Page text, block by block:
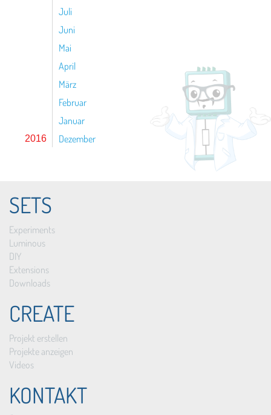
Juli
Juni
Mai
April
März
Februar
Januar
2016 Dezember
SETS
Experiments
Luminous
DIY
Extensions
Downloads
CREATE
Projekt erstellen
Projekte anzeigen
Videos
KONTAKT